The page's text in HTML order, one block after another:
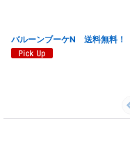
バルーンブーケN 送料無料！